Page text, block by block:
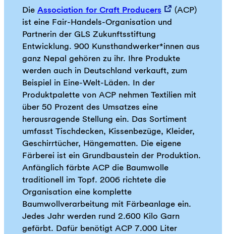
Die Association for Craft Producers
(ACP)
ist eine Fair-Handels-Organisation und
Partnerin der GLS Zukunftsstiftung
Entwicklung. 900 Kunsthandwerker*innen aus
ganz Nepal gehören zu ihr. Ihre Produkte
werden auch in Deutschland verkauft, zum
Beispiel in Eine-Welt-Läden. In der
Produktpalette von ACP nehmen Textilien mit
über 50 Prozent des Umsatzes eine
herausragende Stellung ein. Das Sortiment
umfasst Tischdecken, Kissenbezüge, Kleider,
Geschirrtücher, Hängematten. Die eigene
Färberei ist ein Grundbaustein der Produktion.
Anfänglich färbte ACP die Baumwolle
traditionell im Topf. 2006 richtete die
Organisation eine komplette
Baumwollverarbeitung mit Färbeanlage ein.
Jedes Jahr werden rund 2.600 Kilo Garn
gefärbt. Dafür benötigt ACP 7.000 Liter